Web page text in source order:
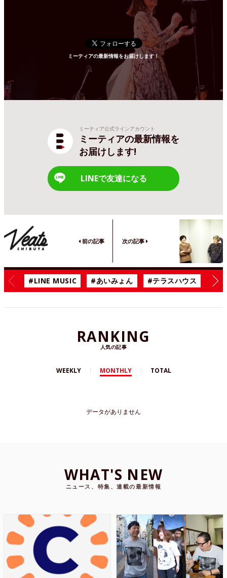
ミーティアの最新情報をお届けします！
ミーティア公式ラインアカウント
ミーティアの最新情報を
お届けします!
LINEで友達になる
前の記事 次の記事
#LINE MUSIC #あいみょん #テラスハウス #漫
RANKING
人気の記事
WEEKLY MONTHLY TOTAL
データがありません
WHAT'S NEW
ニュース、特集、連載の最新情報